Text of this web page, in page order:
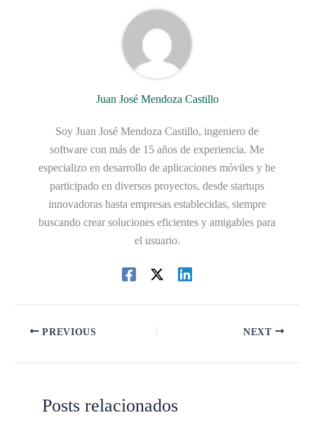
Juan José Mendoza Castillo
Soy Juan José Mendoza Castillo, ingeniero de
software con más de 15 años de experiencia. Me
especializo en desarrollo de aplicaciones móviles y he
participado en diversos proyectos, desde startups
innovadoras hasta empresas establecidas, siempre
buscando crear soluciones eficientes y amigables para
el usuario.
PREVIOUS NEXT
Posts relacionados